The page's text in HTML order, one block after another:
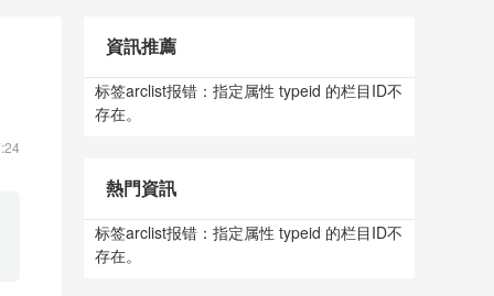
資訊推薦
标签arclist报错：指定属性 typeid 的栏目ID不
存在。
熱門資訊
标签arclist报错：指定属性 typeid 的栏目ID不
存在。